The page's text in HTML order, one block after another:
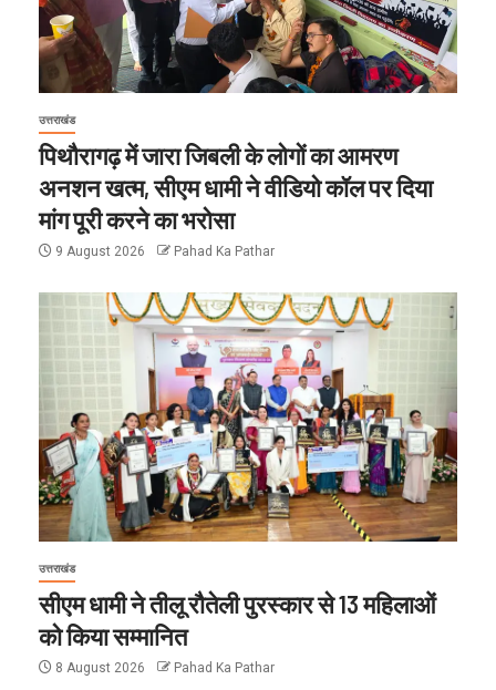
उत्तराखंड
पिथौरागढ़ में जारा जिबली के लोगों का आमरण
अनशन खत्म, सीएम धामी ने वीडियो कॉल पर दिया
मांग पूरी करने का भरोसा
9 August 2026 Pahad Ka Pathar
उत्तराखंड
सीएम धामी ने तीलू रौतेली पुरस्कार से 13 महिलाओं
को किया सम्मानित
8 August 2026 Pahad Ka Pathar